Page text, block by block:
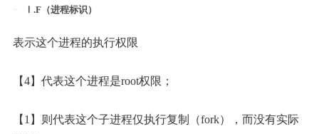
Ⅰ.F（进程标识）
表示这个进程的执行权限
【4】代表这个进程是root权限；
【1】则代表这个子进程仅执行复制（fork），而没有实际